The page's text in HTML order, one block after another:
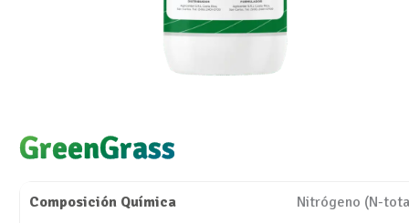
GreenGrass
Nitrógeno (N-